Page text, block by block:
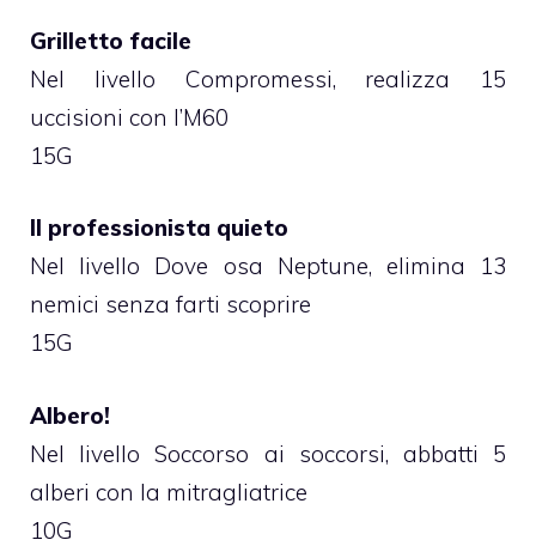
Grilletto facile
Nel livello Compromessi, realizza 15
uccisioni con l’M60
15G
Il professionista quieto
Nel livello Dove osa Neptune, elimina 13
nemici senza farti scoprire
15G
Albero!
Nel livello Soccorso ai soccorsi, abbatti 5
alberi con la mitragliatrice
10G